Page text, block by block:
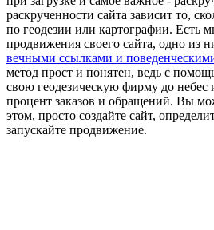
раскрученности сайта зависит то,
по геодезии или картографии. Есть
продвижения своего сайта, одно из
вечными ссылками и
метод прост и понятен, ведь с
свою геодезическую фирму до небес
процент заказов и обращений. Вы
этом, просто создайте сайт,
запускайте продвижение.